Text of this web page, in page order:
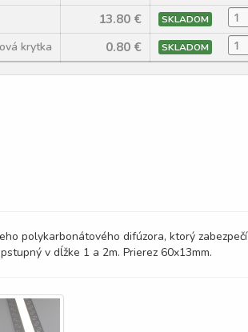
13.80 € SKLADOM
krytka 0.80 € SKLADOM
polykarbonátového difúzora, ktorý
v dĺžke 1 a 2m. Prierez 60x13mm.